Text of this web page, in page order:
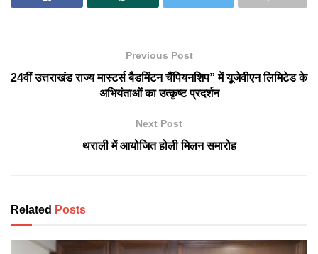
Previous Post
24वीं उत्तराखंड राज्य मास्टर्स बैडमिंटन चैंपियनशिप” में यूजेवीएन लिमिटेड के
अभियंताओं का उत्कृष्ट प्रदर्शन
Next Post
थराली में आयोजित होली मिलन समारोह
Related Posts